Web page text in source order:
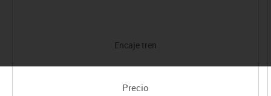
Encaje tren
Precio